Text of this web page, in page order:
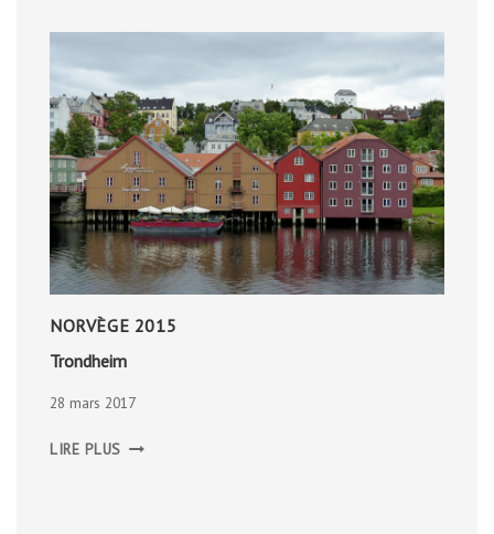
NORVÈGE 2015
Trondheim
28 mars 2017
LIRE PLUS